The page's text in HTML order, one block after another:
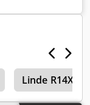
,
3809
Producent:
kg: 1600
3809
Linde R14X